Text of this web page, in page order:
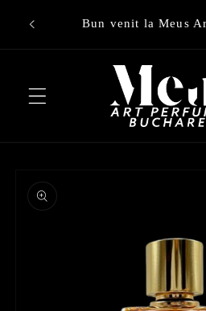
conținut
informațiile
despre
produs